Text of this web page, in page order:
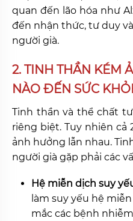
quan đến lão hóa như
đến nhận thức, tư duy
người già.
2. TINH THẦN KÉM
NÀO ĐẾN SỨC
Tinh thần và thể chất
riêng biệt. Tuy nhiên cả
ảnh hưởng lẫn nhau.
người già gặp phải các
Hệ miễn dịch suy
làm suy yếu hệ
mắc các bệnh